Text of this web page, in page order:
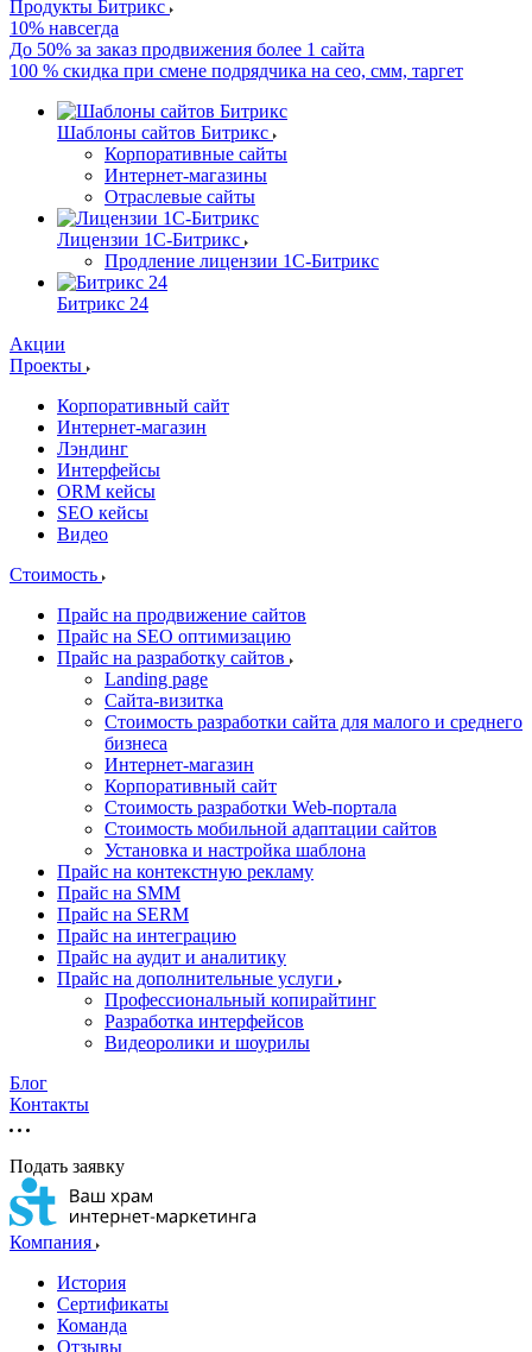
Продукты Битрикс
10% навсегда
До 50% за заказ продвижения более 1 сайта
100 % скидка при смене подрядчика на сео, смм, таргет
Шаблоны сайтов Битрикс
Корпоративные сайты
Интернет-магазины
Отраслевые сайты
Лицензии 1С-Битрикс
Продление лицензии 1С-Битрикс
Битрикс 24
Акции
Проекты
Корпоративный сайт
Интернет-магазин
Лэндинг
Интерфейсы
ORM кейсы
SEO кейсы
Видео
Стоимость
Прайс на продвижение сайтов
Прайс на SEO оптимизацию
Прайс на разработку сайтов
Landing page
Cайта-визитка
Стоимость разработки сайта для малого и среднего
бизнеса
Интернет-магазин
Корпоративный сайт
Стоимость разработки Web-портала
Стоимость мобильной адаптации сайтов
Установка и настройка шаблона
Прайс на контекстную рекламу
Прайс на SMM
Прайс на SERM
Прайс на интеграцию
Прайс на аудит и аналитику
Прайс на дополнительные услуги
Профессиональный копирайтинг
Разработка интерфейсов
Видеоролики и шоурилы
Блог
Контакты
Подать заявку
Компания
История
Сертификаты
Команда
Отзывы